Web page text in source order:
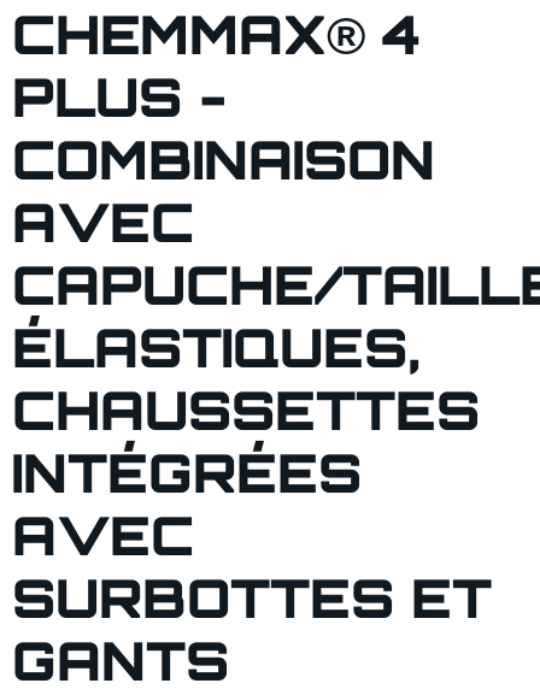
CHEMMAX® 4
PLUS -
COMBINAISON
AVEC
CAPUCHE/
ÉLASTIQUES,
CHAUSSETTES
INTÉGRÉES
AVEC
SURBOTTES ET
GANTS